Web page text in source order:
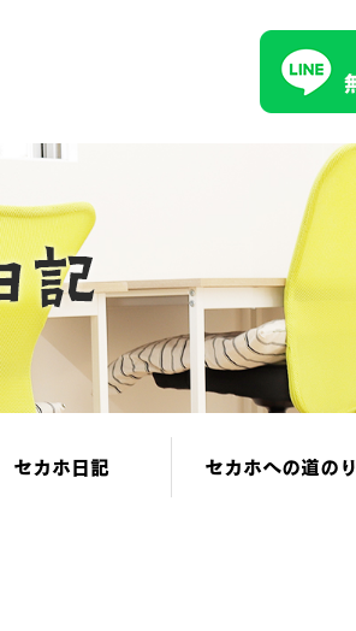
セカホ日記 セカホへの道のり